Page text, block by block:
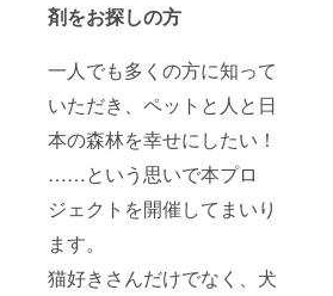
剤をお探しの方
一人でも多くの方に知って
いただき、ペットと人と日
本の森林を幸せにしたい！
……という思いで本プロ
ジェクトを開催してまいり
ます。
猫好きさんだけでなく、犬